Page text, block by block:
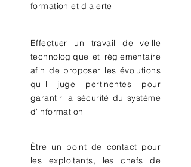
formation et d'alerte
Effectuer un travail de veille
technologique et réglementaire
afin de proposer les évolutions
qu'il juge pertinentes pour
garantir la sécurité du système
d'information
Être un point de contact pour
les exploitants, les chefs de